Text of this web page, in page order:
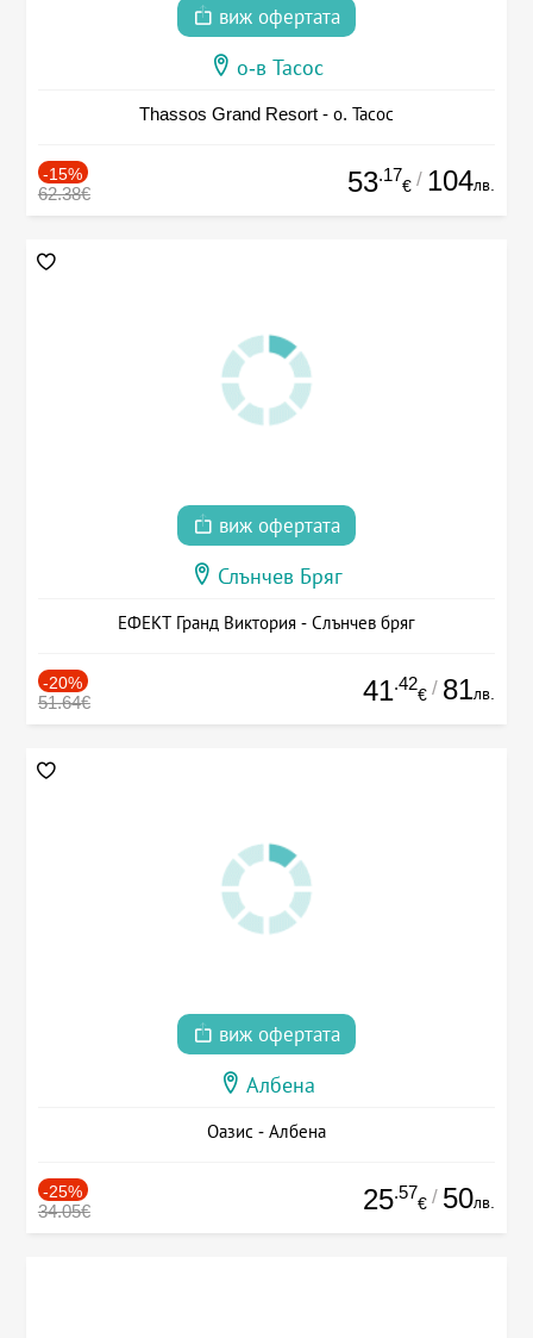
виж офертата
о-в Тасос
Thassos Grand Resort - о. Тасос
-15%
62.38€ 53.17
€ / 104лв.
виж офертата
Слънчев Бряг
ЕФЕКТ Гранд Виктория - Слънчев бряг
-20%
51.64€ 41.42
€ / 81лв.
виж офертата
Албена
Оазис - Албена
-25%
34.05€ 25.57
€ / 50лв.